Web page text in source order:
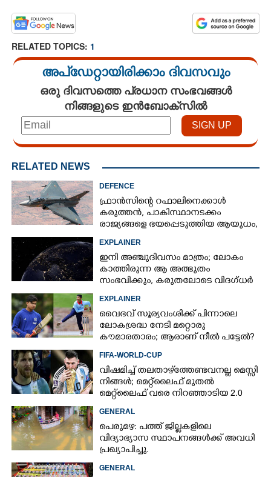
RELATED TOPICS: 1
അപ്ഡേറ്റായിരിക്കാം ദിവസവും
ഒരു ദിവസത്തെ പ്രധാന സംഭവങ്ങൾ
നിങ്ങളുടെ ഇൻബോക്സിൽ
RELATED NEWS
DEFENCE
ഫ്രാൻസിന്റെ റഫാലിനെക്കാൾ
കരുത്തൻ,​ പാകിസ്ഥാനടക്കം
രാജ്യങ്ങളെ ഭയപ്പെടുത്തിയ ആയുധം,​
EXPLAINER
ഇനി അഞ്ചുദിവസം മാത്രം; ലോകം
കാത്തിരുന്ന ആ അത്ഭുതം
സംഭവിക്കും, കരുതലോടെ വിദഗ്ധർ
EXPLAINER
വൈഭവ് സൂര്യവംശിക്ക് പിന്നാലെ
ലോകശ്രദ്ധ നേടി മറ്റൊരു
കൗമാരതാരം; ആരാണ് നീൽ പട്ടേൽ?
FIFA-WORLD-CUP
വിഷമിച്ച് തലതാഴ്‌ത്തേണ്ടവനല്ല മെസ്സി
നിങ്ങള്‍; മെറ്റ്‌ലൈഫ് മുതല്‍
മെറ്റ്‌ലൈഫ് വരെ നിറഞ്ഞാടിയ 2.0
GENERAL
പെരുമഴ: പത്ത് ജില്ലകളിലെ
വിദ്യാഭ്യാസ സ്ഥാപനങ്ങൾക്ക് അവധി
പ്രഖ്യാപിച്ചു.
GENERAL
×
Share this link
Copy Link